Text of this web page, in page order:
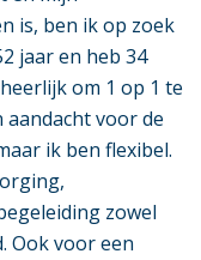
is, ben ik op zoek
jaar en heb 34
om 1 op 1 te
voor de
ik ben flexibel.
zowel
Ook voor een